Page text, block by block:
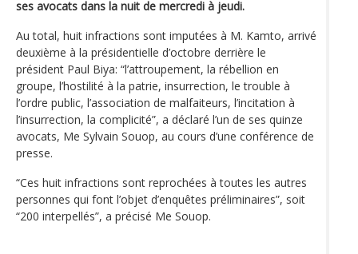
ses avocats dans la nuit de mercredi à jeudi.
Au total, huit infractions sont imputées à M. Kamto, arrivé
deuxième à la présidentielle d’octobre derrière le
président Paul Biya: “l’attroupement, la rébellion en
groupe, l’hostilité à la patrie, insurrection, le trouble à
l’ordre public, l’association de malfaiteurs, l’incitation à
l’insurrection, la complicité”, a déclaré l’un de ses quinze
avocats, Me Sylvain Souop, au cours d’une conférence de
presse.
“Ces huit infractions sont reprochées à toutes les autres
personnes qui font l’objet d’enquêtes préliminaires”, soit
“200 interpellés”, a précisé Me Souop.